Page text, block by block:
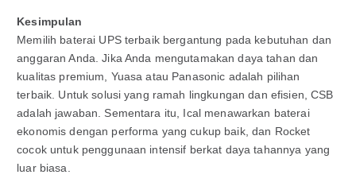
Kesimpulan
Memilih baterai UPS terbaik bergantung pada kebutuhan dan
anggaran Anda. Jika Anda mengutamakan daya tahan dan
kualitas premium, Yuasa atau Panasonic adalah pilihan
terbaik. Untuk solusi yang ramah lingkungan dan efisien, CSB
adalah jawaban. Sementara itu, Ical menawarkan baterai
ekonomis dengan performa yang cukup baik, dan Rocket
cocok untuk penggunaan intensif berkat daya tahannya yang
luar biasa.